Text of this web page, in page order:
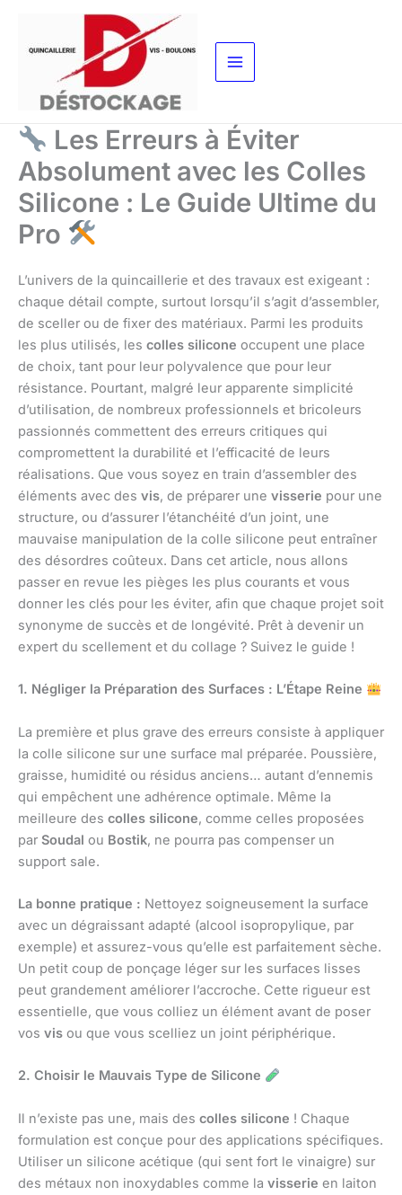
contenu
Les Erreurs à Éviter
Absolument avec les Colles
Silicone : Le Guide Ultime du
Pro
L’univers de la quincaillerie et des travaux est exigeant :
chaque détail compte, surtout lorsqu’il s’agit d’assembler,
de sceller ou de fixer des matériaux. Parmi les produits
les plus utilisés, les colles silicone occupent une place
de choix, tant pour leur polyvalence que pour leur
résistance. Pourtant, malgré leur apparente simplicité
d’utilisation, de nombreux professionnels et bricoleurs
passionnés commettent des erreurs critiques qui
compromettent la durabilité et l’efficacité de leurs
réalisations. Que vous soyez en train d’assembler des
éléments avec des vis, de préparer une visserie pour une
structure, ou d’assurer l’étanchéité d’un joint, une
mauvaise manipulation de la colle silicone peut entraîner
des désordres coûteux. Dans cet article, nous allons
passer en revue les pièges les plus courants et vous
donner les clés pour les éviter, afin que chaque projet soit
synonyme de succès et de longévité. Prêt à devenir un
expert du scellement et du collage ? Suivez le guide !
1. Négliger la Préparation des Surfaces : L’Étape Reine
La première et plus grave des erreurs consiste à appliquer
la colle silicone sur une surface mal préparée. Poussière,
graisse, humidité ou résidus anciens… autant d’ennemis
qui empêchent une adhérence optimale. Même la
meilleure des colles silicone, comme celles proposées
par Soudal ou Bostik, ne pourra pas compenser un
support sale.
La bonne pratique : Nettoyez soigneusement la surface
avec un dégraissant adapté (alcool isopropylique, par
exemple) et assurez-vous qu’elle est parfaitement sèche.
Un petit coup de ponçage léger sur les surfaces lisses
peut grandement améliorer l’accroche. Cette rigueur est
essentielle, que vous colliez un élément avant de poser
vos vis ou que vous scelliez un joint périphérique.
2. Choisir le Mauvais Type de Silicone
Il n’existe pas une, mais des colles silicone ! Chaque
formulation est conçue pour des applications spécifiques.
Utiliser un silicone acétique (qui sent fort le vinaigre) sur
des métaux non inoxydables comme la visserie en laiton